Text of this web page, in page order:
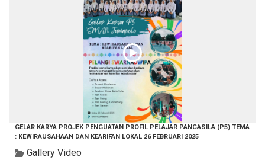
GELAR KARYA PROJEK PENGUATAN PROFIL PELAJAR PANCASILA (P5) TEMA
: KEWIRAUSAHAAN DAN KEARIFAN LOKAL 26 FEBRUARI 2025
Gallery Video